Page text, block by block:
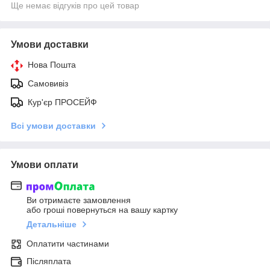
Ще немає відгуків про цей товар
Умови доставки
Нова Пошта
Самовивіз
Кур'єр ПРОСЕЙФ
Всі умови доставки
Умови оплати
Ви отримаєте замовлення
або гроші повернуться на вашу картку
Детальніше
Оплатити частинами
Післяплата